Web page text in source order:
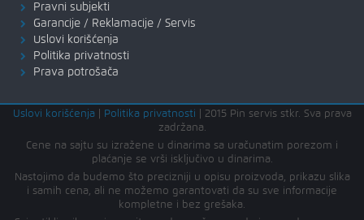
Pravni subjekti
Garancije / Reklamacije / Servis
Uslovi korišćenja
Politika privatnosti
Prava potrošača
Uslovi korišćenja| Politika privatnosti
2015 Pin servis stkr. Sva prava
zadržana.
Cene na sajtu su izražene u dinarima sa uračunatim porezom i
plaćanje se vrši isključivo u dinarima.
Nastojimo da budemo što precizniji u opisu proizvoda, prikazu slika
i samih cena, ali ne možemo garantovati da su sve informacije
kompletne i bez grešaka.